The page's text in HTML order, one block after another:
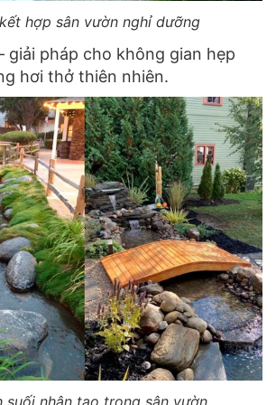
hợp sân vườn nghỉ dưỡng
giải pháp cho không gian hẹp
hơi thở thiên nhiên.
suối nhân tạo trong sân vườn